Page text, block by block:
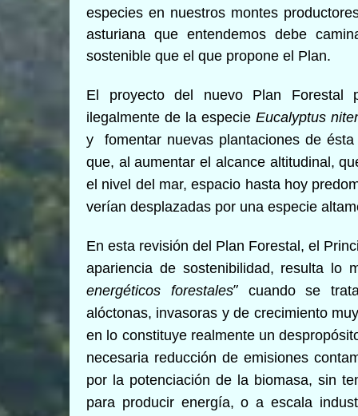
especies en nuestros montes
asturiana que entendemos debe
sostenible que el que propone el Plan.
El proyecto del nuevo Plan Forestal
ilegalmente de la especie Eucalyptus
y
fomentar nuevas plantaciones de
que, al aumentar el alcance altitudinal,
el nivel del mar, espacio hasta hoy
verían desplazadas por una especie
En esta revisión del Plan Forestal, el
apariencia de sostenibilidad, resulta lo
energéticos forestales”
cuando se
alóctonas, invasoras y de crecimiento
en lo constituye realmente un
necesaria reducción de emisiones
por la potenciación de la biomasa, sin
para producir energía, o a escala